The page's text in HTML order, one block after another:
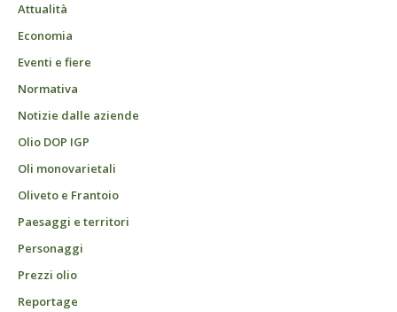
Attualità
Economia
Eventi e fiere
Normativa
Notizie dalle aziende
Olio DOP IGP
Oli monovarietali
Oliveto e Frantoio
Paesaggi e territori
Personaggi
Prezzi olio
Reportage